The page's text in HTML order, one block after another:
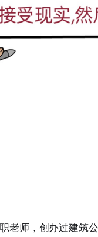
老师，创办过建筑